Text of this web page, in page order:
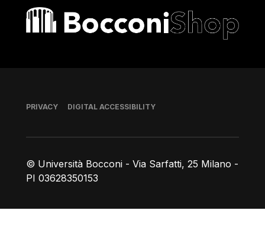
Bocconi shop
© Università Bocconi - Via Sarfatti, 25 Milano -
PI 03628350153
Footer
PRIVACY DIGITAL ACCESSIBILITY